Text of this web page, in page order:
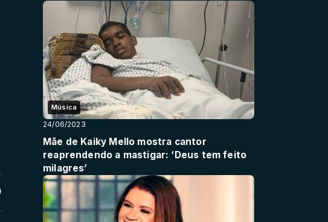
Música
24/06/2023
Mãe de Kaiky Mello mostra cantor
reaprendendo a mastigar: ‘Deus tem feito
milagres’